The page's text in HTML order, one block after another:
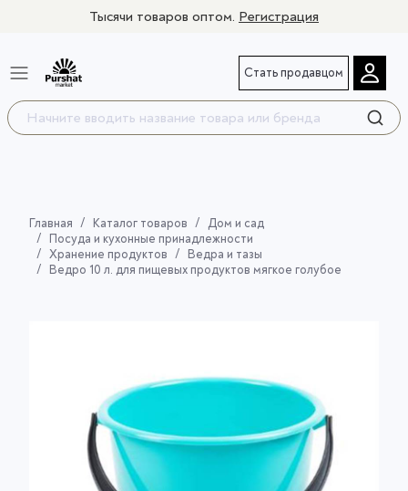
Тысячи товаров оптом. Регистрация
Стать продавцом
Главная Каталог товаров
Дом и сад
Посуда и кухонные принадлежности
Хранение продуктов
Ведра и тазы
Ведро 10 л. для пищевых продуктов мягкое голубое